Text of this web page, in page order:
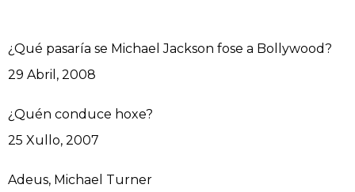
¿Qué pasaría se Michael Jackson fose a Bollywood?
Data
29 Abril, 2008
¿Quén conduce hoxe?
Data
25 Xullo, 2007
Adeus, Michael Turner